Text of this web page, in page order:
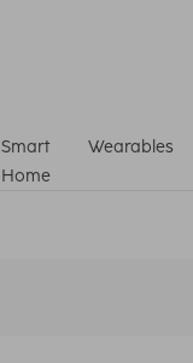
Smart
Home
Wearables